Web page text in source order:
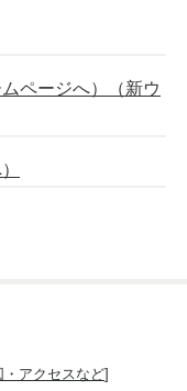
ページへ）
（新ウ
・アクセスなど]